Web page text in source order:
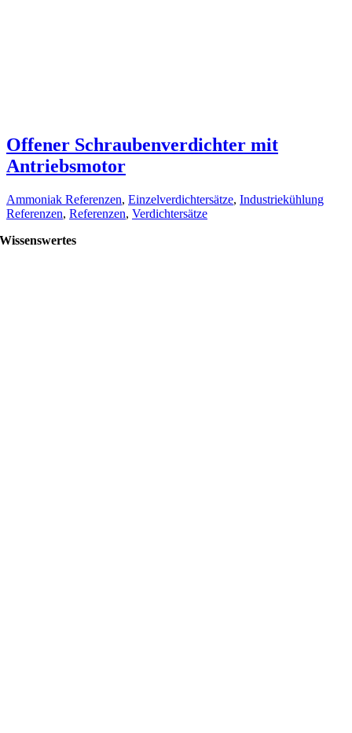
Offener Schraubenverdichter mit
Antriebsmotor
Ammoniak Referenzen, Einzelverdichtersätze, Industriekühlung
Referenzen, Referenzen, Verdichtersätze
Wissenswertes